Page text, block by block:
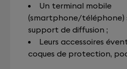
Un terminal mobile
(smartphone/téléphone)
support de diffusion ;
Leurs accessoires
coques de protection,